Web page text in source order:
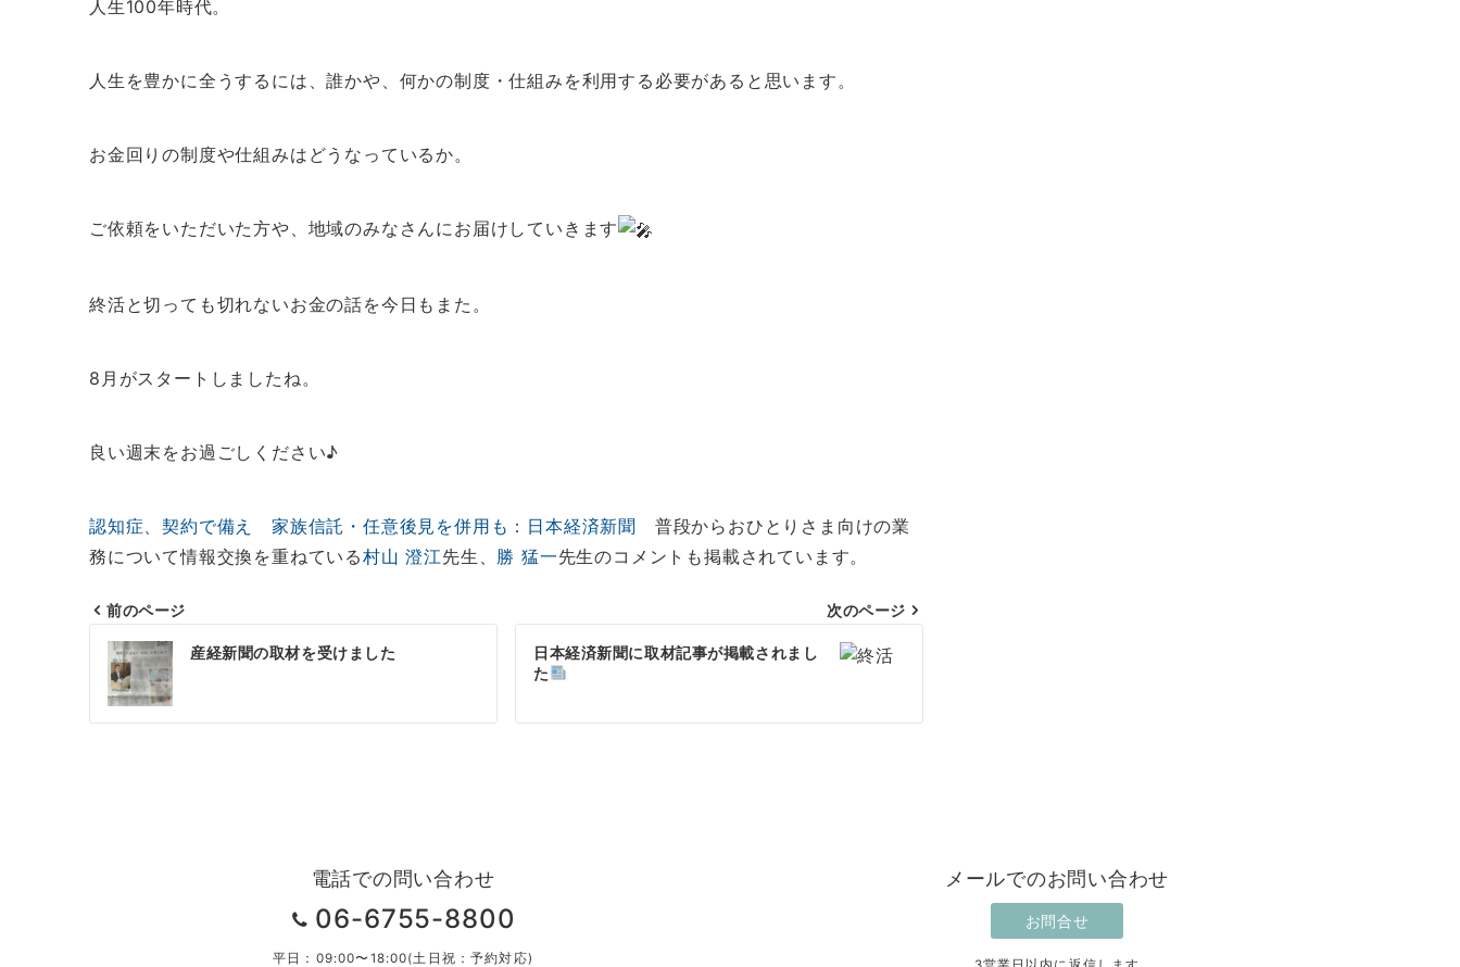
人生100年時代。
人生を豊かに全うするには、誰かや、何かの制度・仕組みを利用する必要があると思います。
お金回りの制度や仕組みはどうなっているか。
ご依頼をいただいた方や、地域のみなさんにお届けしていきます
終活と切っても切れないお金の話を今日もまた。
8月がスタートしましたね。
良い週末をお過ごしください♪
認知症、契約で備え 家族信託・任意後見を併用も：日本経済新聞 普段からおひとりさま向けの業
務について情報交換を重ねている村山 澄江先生、 勝 猛一先生のコメントも掲載されています。
投
稿
ナ
前のページ
産経新聞の取材を受けました
次のページ
日本経済新聞に取材記事が掲載されまし
た
電話での問い合わせ
06-6755-8800
平日：09:00〜18:00(土日祝：予約対応)
メールでのお問い合わせ
お問合せ